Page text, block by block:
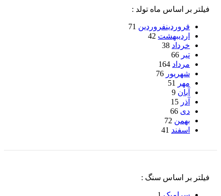
فیلتر بر اساس ماه تولد :
فروردینفروردین 71
اردیبهشت 42
خرداد 38
تیر 66
مرداد 164
شهریور 76
مهر
51
آبان 9
آذر 15
دی 66
بهمن 72
اسفند 41
فیلتر بر اساس سنگ :